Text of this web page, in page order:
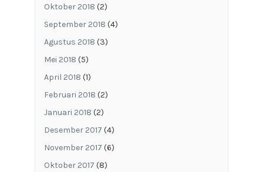
Oktober 2018 (2)
September 2018 (4)
Agustus 2018 (3)
Mei 2018 (5)
April 2018 (1)
Februari 2018 (2)
Januari 2018 (2)
Desember 2017 (4)
November 2017 (6)
Oktober 2017 (8)